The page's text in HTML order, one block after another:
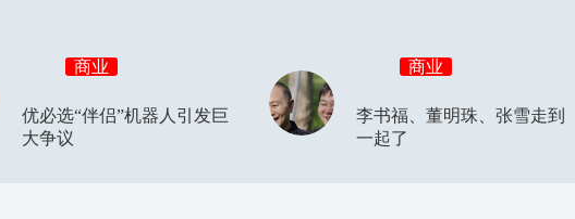
商业
优必选“伴侣”机器人引发巨
大争议
商业
李书福、董明珠、张雪走到
一起了